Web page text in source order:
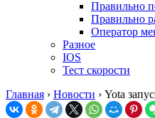
Правильно
Правильно
Оператор
Разное
IOS
Тест скорости
Главная › Новости › Yota